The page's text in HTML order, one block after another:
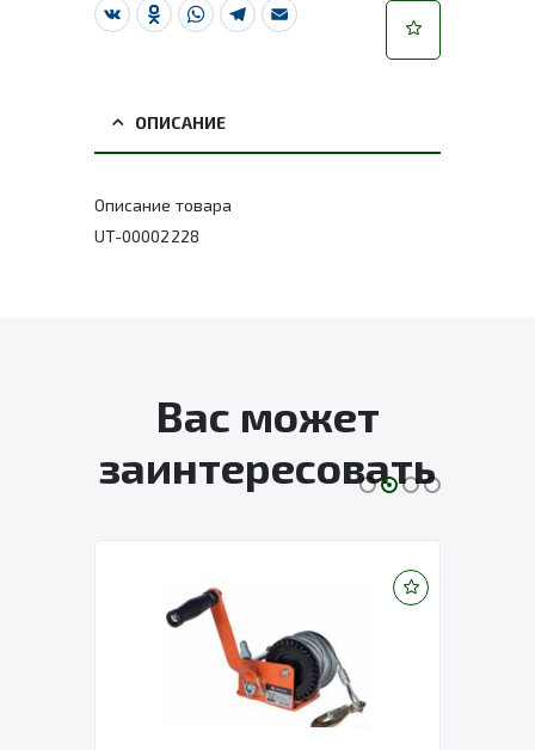
VK Odnoklassniki
WhatsApp
Telegram
Email
ОПИСАНИЕ
Описание товара
UT-00002228
Вас может
заинтересовать